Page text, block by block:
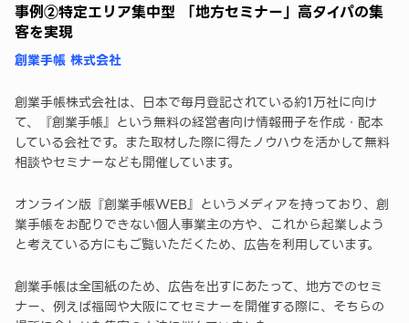
事例②特定エリア集中型 「地方セミナー」高タイパの集
客を実現
創業手帳 株式会社
創業手帳株式会社は、日本で毎月登記されている約1万社に向け
て、『創業手帳』という無料の経営者向け情報冊子を作成・配本
している会社です。また取材した際に得たノウハウを活かして無料
相談やセミナーなども開催しています。
オンライン版『創業手帳WEB』というメディアを持っており、創
業手帳をお配りできない個人事業主の方や、これから起業しよう
と考えている方にもご覧いただくため、広告を利用しています。
創業手帳は全国紙のため、広告を出すにあたって、地方でのセミ
ナー、例えば福岡や大阪にてセミナーを開催する際に、そちらの